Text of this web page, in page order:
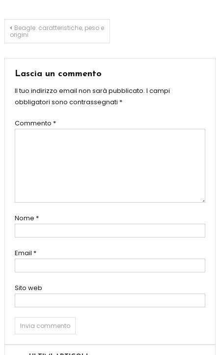
Navigazione
Beagle: caratteristiche, peso e
origini
Lascia un commento
Il tuo indirizzo email non sarà pubblicato. I campi
obbligatori sono contrassegnati *
Commento *
Nome *
Email *
Sito web